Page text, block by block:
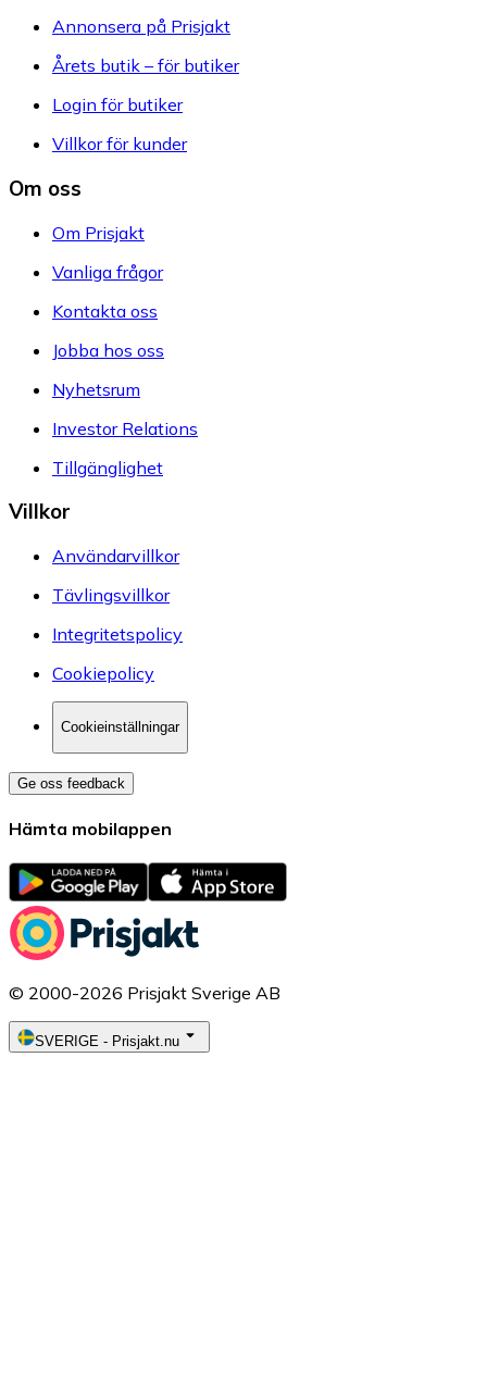
Annonsera på Prisjakt
Årets butik – för butiker
Login för butiker
Villkor för kunder
Om oss
Om Prisjakt
Vanliga frågor
Kontakta oss
Jobba hos oss
Nyhetsrum
Investor Relations
Tillgänglighet
Villkor
Användarvillkor
Tävlingsvillkor
Integritetspolicy
Cookiepolicy
Cookieinställningar
Ge oss feedback
Hämta mobilappen
© 2000-2026 Prisjakt Sverige AB
SVERIGE - Prisjakt.nu